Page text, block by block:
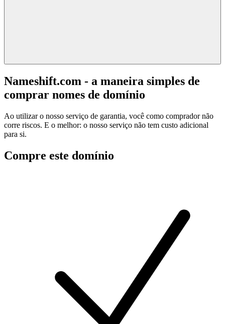
Nameshift.com - a maneira simples de
comprar nomes de domínio
Ao utilizar o nosso serviço de garantia, você como comprador não
corre riscos. E o melhor: o nosso serviço não tem custo adicional
para si.
Compre este domínio